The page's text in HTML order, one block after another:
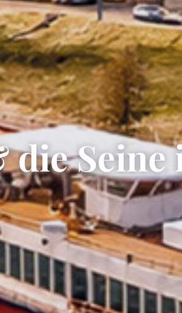
die Seine